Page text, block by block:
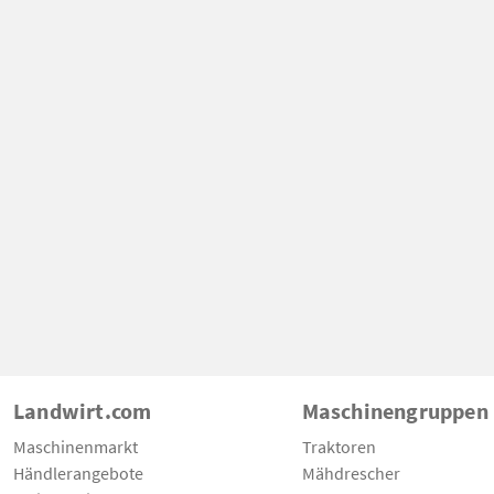
Landwirt.com
Maschinenmarkt
Händlerangebote
Maschinengruppen
Traktoren
Mähdrescher